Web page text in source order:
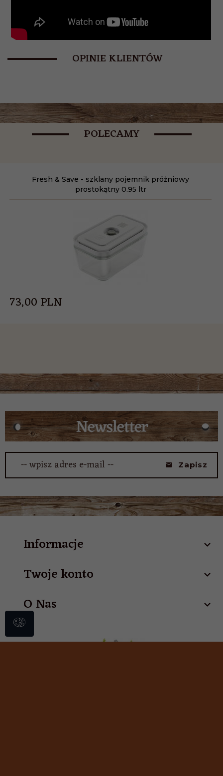
OPINIE KLIENTÓW
POLECAMY
Fresh & Save - szklany pojemnik próżniowy
prostokątny 0.95 ltr
73,00PLN
-- wpisz adres e-mail -- Zapisz
Informacje
Twoje konto
O Nas